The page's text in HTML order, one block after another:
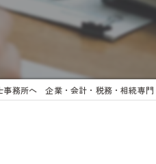
助成金
事務所へ 企業・会計・税務・相続専門